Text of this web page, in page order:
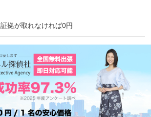
拠が取れなければ0円